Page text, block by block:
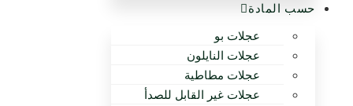
حسب المادة
عجلات بو
عجلات النايلون
عجلات مطاطية
عجلات غير القابل للصدأ